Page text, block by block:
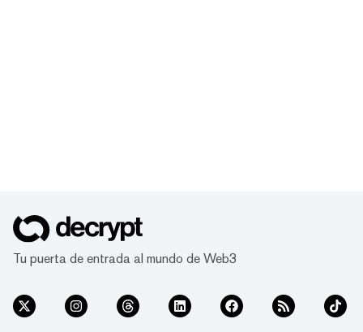
Tu puerta de entrada al mundo de Web3